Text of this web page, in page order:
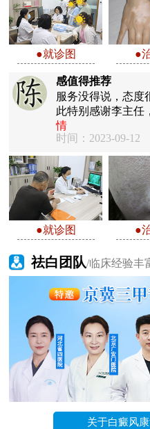
●就诊图 ●
感值得推荐
服务没得说，态度
此特别感谢李主
情
时间：2023-09-12
●就诊图 ●
祛白团队/临床经验丰
关于白癜风